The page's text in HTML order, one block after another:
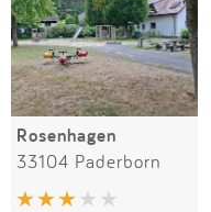
Rosenhagen
33104 Paderborn